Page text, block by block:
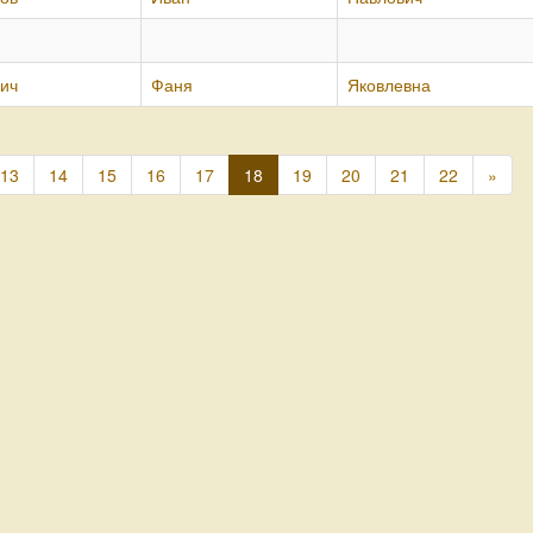
Фаня Яковлевна
13 14 15 16 17 18 19 20 21 22 »